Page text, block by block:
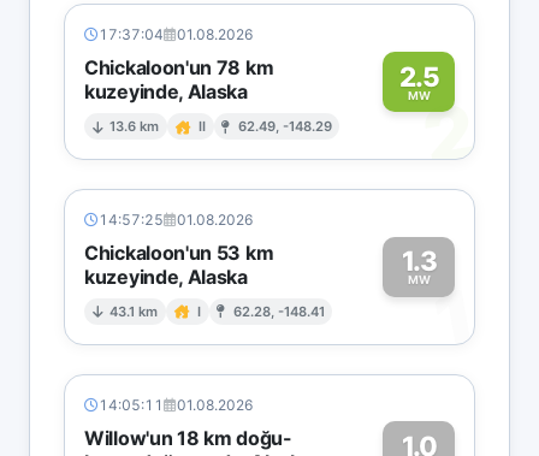
17:37:04 01.08.2026
Chickaloon'un 78 km
kuzeyinde, Alaska
13.6 km II 62.49, -148.29
2.5
MW2
14:57:25 01.08.2026
Chickaloon'un 53 km
kuzeyinde, Alaska
43.1 km I 62.28, -148.41
1.3
MW1
14:05:11 01.08.2026
Willow'un 18 km doğu-
1.0